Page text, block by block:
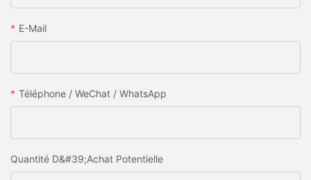
E-Mail
Téléphone / WeChat / WhatsApp
Quantité D&#39;achat Potentielle